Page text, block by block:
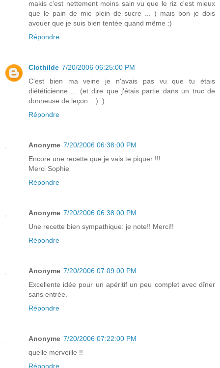
makis c'est nettement moins sain vu que le riz c'est mieux
que le pain de mie plein de sucre ... ) mais bon je dois
avouer que je suis bien tentée quand même :)
Répondre
Clothilde 7/20/2006 06:25:00 PM
C'est bien ma veine je n'avais pas vu que tu étais
diététicienne ... (et dire que j'étais partie dans un truc de
donneuse de leçon ...) :)
Répondre
Anonyme 7/20/2006 06:38:00 PM
Encore une recette que je vais te piquer !!!
Merci Sophie
Répondre
Anonyme 7/20/2006 06:38:00 PM
Une recette bien sympathique: je note!! Merci!!
Répondre
Anonyme 7/20/2006 07:09:00 PM
Excellente idée pour un apéritif un peu complet avec dîner
sans entrée.
Répondre
Anonyme 7/20/2006 07:22:00 PM
quelle merveille !!
Répondre